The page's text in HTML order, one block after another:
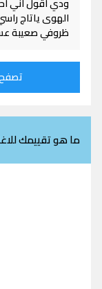
ودي أقول اني
الهوى ياتاج
ظروفي صعيبة
تصفح
ما هو تقييمك